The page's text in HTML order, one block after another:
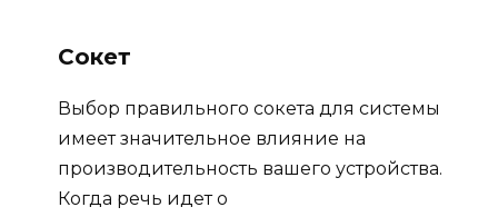
Сокет
Выбор правильного сокета для системы
имеет значительное влияние на
производительность вашего устройства.
Когда речь идет о